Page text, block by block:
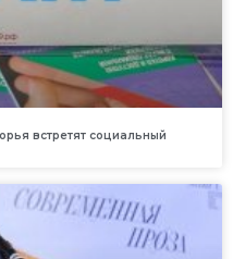
встретят социальный